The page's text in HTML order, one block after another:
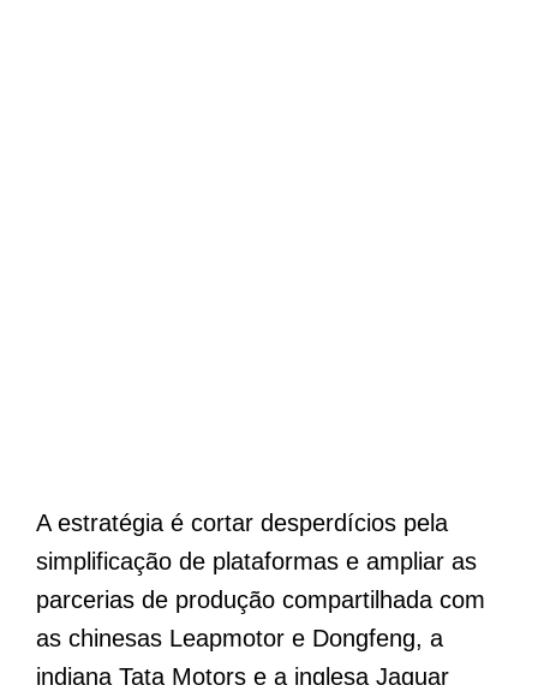
A estratégia é cortar desperdícios pela
simplificação de plataformas e ampliar as
parcerias de produção compartilhada com
as chinesas Leapmotor e Dongfeng, a
indiana Tata Motors e a inglesa Jaguar